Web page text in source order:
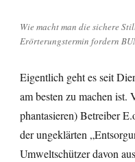
Wie macht man die sichere
Erörterungstermin fordern
Eigentlich geht es seit
am besten zu machen ist.
phantasieren) Betreiber
der ungeklärten
Umweltschützer davon